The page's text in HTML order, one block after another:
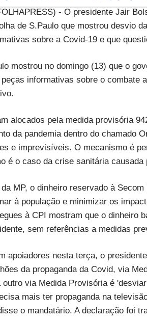
- O presidente Jair
de S.Paulo que mostrou desvio
sobre a Covid-19 e que
mostrou no domingo (13) que o
informativas sobre o combate
alocados pela medida provisória
da pandemia dentro do chamado
e imprevisíveis. O mecanismo é
é o caso da crise sanitária causada
MP, o dinheiro reservado à
à população e minimizar os
à CPI mostram que o dinheiro
sem referências a medidas
apoiadores nesta terça, o
da propaganda da Covid, via
outro via Medida Provisória é
mais ter propaganda na
o mandatário. A declaração foi